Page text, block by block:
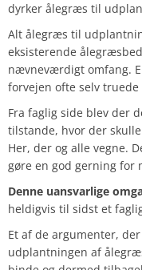
dyrker ålegræs til
Alt ålegræs til
eksisterende
nævneværdigt omfang.
forvejen ofte selv
Fra faglig side blev der
tilstande, hvor der
Her, der og alle vegne.
gøre en god gerning for
Denne uansvarlige
heldigvis til sidst et
Et af de argumenter,
udplantningen af